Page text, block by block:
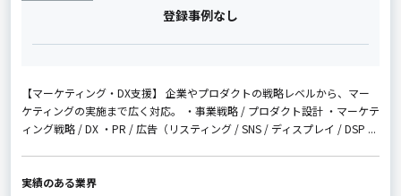
登録事例なし
【マーケティング・DX支援】 企業やプロダクトの戦略レベルから、マー
ケティングの実施まで広く対応。 ・事業戦略 / プロダクト設計 ・マーケテ
ィング戦略 / DX ・PR / 広告（リスティング / SNS / ディスプレイ / DSP ...
実績のある業界